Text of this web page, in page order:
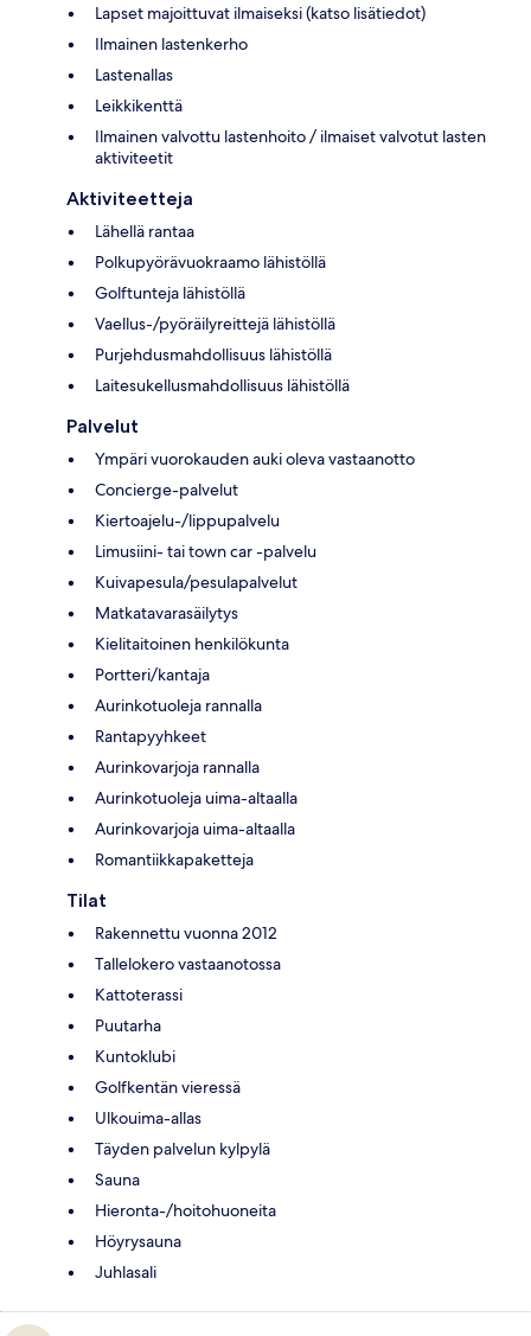
Lapset majoittuvat ilmaiseksi (katso lisätiedot)
Ilmainen lastenkerho
Lastenallas
Leikkikenttä
Ilmainen valvottu lastenhoito / ilmaiset valvotut lasten
aktiviteetit
Aktiviteetteja
Lähellä rantaa
Polkupyörävuokraamo lähistöllä
Golftunteja lähistöllä
Vaellus-/pyöräilyreittejä lähistöllä
Purjehdusmahdollisuus lähistöllä
Laitesukellusmahdollisuus lähistöllä
Palvelut
Ympäri vuorokauden auki oleva vastaanotto
Concierge-palvelut
Kiertoajelu-/lippupalvelu
Limusiini- tai town car -palvelu
Kuivapesula/pesulapalvelut
Matkatavarasäilytys
Kielitaitoinen henkilökunta
Portteri/kantaja
Aurinkotuoleja rannalla
Rantapyyhkeet
Aurinkovarjoja rannalla
Aurinkotuoleja uima-altaalla
Aurinkovarjoja uima-altaalla
Romantiikkapaketteja
Tilat
Rakennettu vuonna 2012
Tallelokero vastaanotossa
Kattoterassi
Puutarha
Kuntoklubi
Golfkentän vieressä
Ulkouima-allas
Täyden palvelun kylpylä
Sauna
Hieronta-/hoitohuoneita
Höyrysauna
Juhlasali